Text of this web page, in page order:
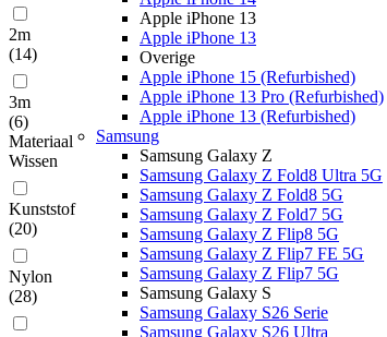
Apple iPhone 13
Apple iPhone 13
Overige
Apple iPhone 15 (Refurbished)
Apple iPhone 13 Pro (Refurbished)
Apple iPhone 13 (Refurbished)
Samsung
Samsung Galaxy Z
Samsung Galaxy Z Fold8 Ultra 5G
Samsung Galaxy Z Fold8 5G
Samsung Galaxy Z Fold7 5G
Samsung Galaxy Z Flip8 5G
Samsung Galaxy Z Flip7 FE 5G
Samsung Galaxy Z Flip7 5G
Samsung Galaxy S
Samsung Galaxy S26 Serie
Samsung Galaxy S26 Ultra
2m
(14)
3m
(6)
Materiaal
Wissen
Kunststof
(20)
Nylon
(28)